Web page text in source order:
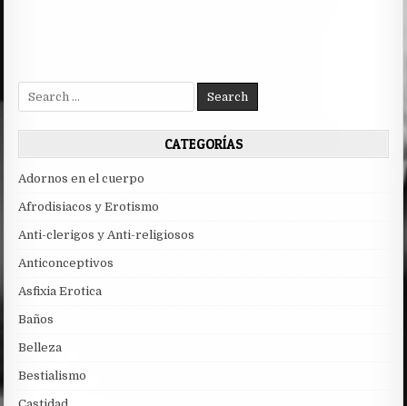
Search
for:
CATEGORÍAS
Adornos en el cuerpo
Afrodisiacos y Erotismo
Anti-clerigos y Anti-religiosos
Anticonceptivos
Asfixia Erotica
Baños
Belleza
Bestialismo